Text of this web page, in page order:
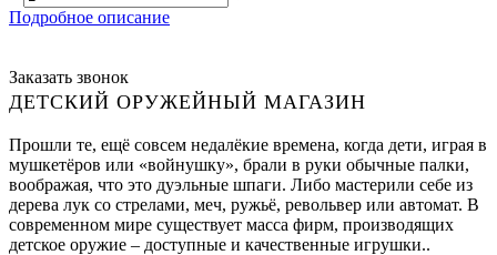
Подробное описание
Заказать звонок
ДЕТСКИЙ ОРУЖЕЙНЫЙ МАГАЗИН
Прошли те, ещё совсем недалёкие времена, когда дети, играя в
мушкетёров или «войнушку», брали в руки обычные палки,
воображая, что это дуэльные шпаги. Либо мастерили себе из
дерева лук со стрелами, меч, ружьё, револьвер или автомат. В
современном мире существует масса фирм, производящих
детское оружие – доступные и качественные игрушки..